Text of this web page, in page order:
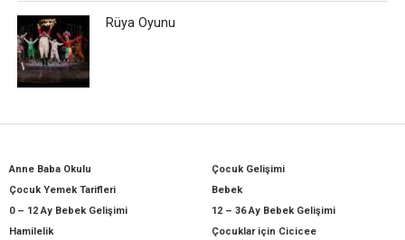
Rüya Oyunu
Anne Baba Okulu
Çocuk Gelişimi
Çocuk Yemek Tarifleri
Bebek
0 – 12 Ay Bebek Gelişimi
12 – 36 Ay Bebek Gelişimi
Hamilelik
Çocuklar için Cicicee